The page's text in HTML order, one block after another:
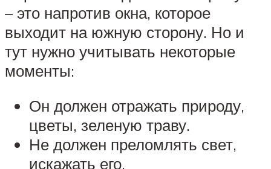
– это напротив окна, которое
выходит на южную сторону. Но и
тут нужно учитывать некоторые
моменты:
Он должен отражать природу,
цветы, зеленую траву.
Не должен преломлять свет,
искажать его.